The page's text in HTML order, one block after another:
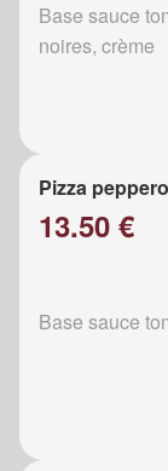
Base sauce
noires, crème
Pizza
13.50 €
Base sauce